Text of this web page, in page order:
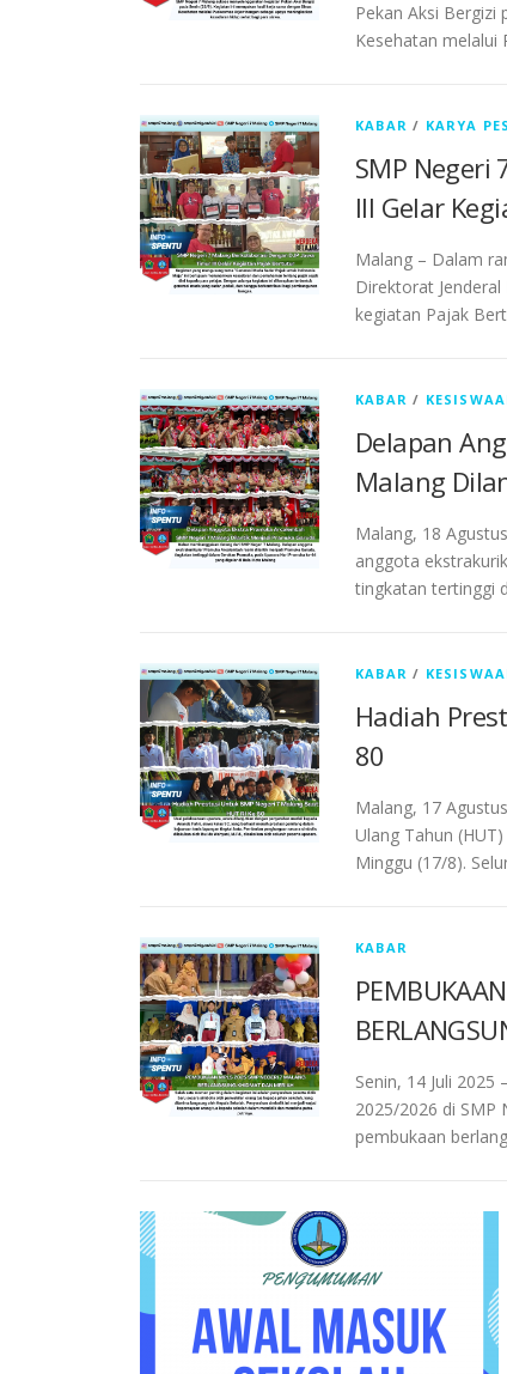
Pekan Aksi Bergizi
Kesehatan melalui
KABAR / KARYA
SMP Negeri
III Gelar
Malang – Dalam
Direktorat Jenderal
kegiatan Pajak
KABAR /
Delapan
Malang
Malang, 18
anggota
tingkatan tertinggi
KABAR /
Hadiah
80
Malang, 17
Ulang Tahun
Minggu (17/8).
KABAR
Senin, 14 Juli
2025/2026 di SMP
pembukaan